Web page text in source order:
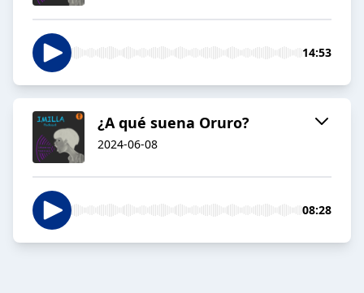
14:53
¿A qué suena Oruro?
2024-06-08
08:28